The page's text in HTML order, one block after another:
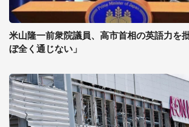
米山隆一前衆院議員、高市首相の英語力を
ぼ全く通じない」